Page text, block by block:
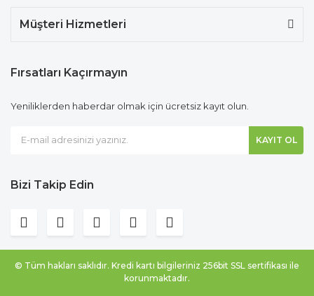
Müşteri Hizmetleri
Fırsatları Kaçırmayın
Yeniliklerden haberdar olmak için ücretsiz kayıt olun.
KAYIT OL
Bizi Takip Edin
© Tüm hakları saklıdır. Kredi kartı bilgileriniz 256bit SSL sertifikası ile
korunmaktadır.